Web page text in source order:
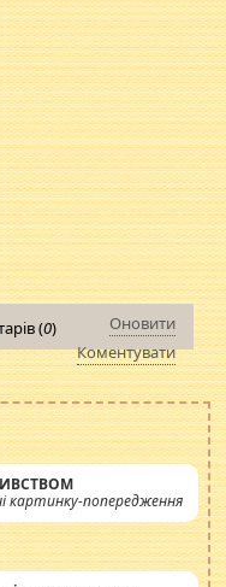
(0)
Оновити
Коментувати
картинку-попередження